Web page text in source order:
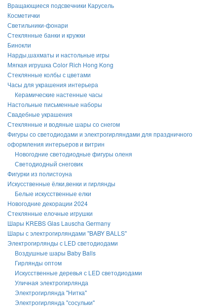
Вращающиеся подсвечники Карусель
Косметички
Светильники-фонари
Стеклянные банки и кружки
Бинокли
Нарды,шахматы и настольные игры
Мягкая игрушка Color Rich Hong Kong
Стеклянные колбы с цветами
Часы для украшения интерьера
Керамические настенные часы
Настольные письменные наборы
Свадебные украшения
Стеклянные и водяные шары со снегом
Фигуры со светодиодами и электрогирляндами для праздничного
оформления интерьеров и витрин
Новогодние светодиодные фигуры оленя
Светодиодный снеговик
Фигурки из полистоуна
Искусственные ёлки,венки и гирлянды
Белые искусственные елки
Новогодние декорации 2024
Стеклянные елочные игрушки
Шары KREBS Glas Lauscha Germany
Шары с электрогирляндами "BABY BALLS"
Электрогирлянды с LED светодиодами
Воздушные шары Baby Balls
Гирлянды оптом
Искусственные деревья с LED светодиодами
Уличная электрогирлянда
Электрогирлянда "Нитка"
Электрогирлянда "сосульки"